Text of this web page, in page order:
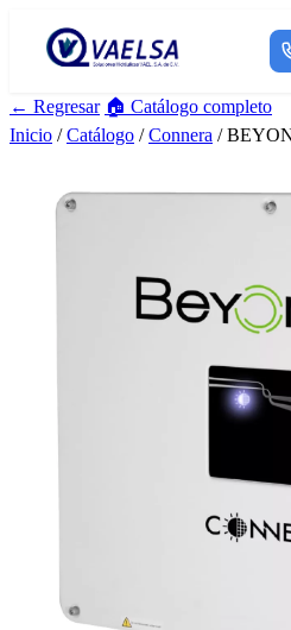
← Regresar 🏠 Catálogo completo
Inicio /Catálogo /Connera /